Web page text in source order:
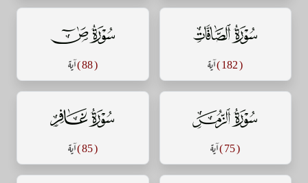
سورة الصافات
( 182 ) آية
سورة ص
( 88 ) آية
سورة الزمر
( 75 ) آية
سورة غافر
( 85 ) آية